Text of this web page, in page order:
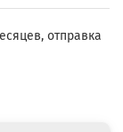
отправка